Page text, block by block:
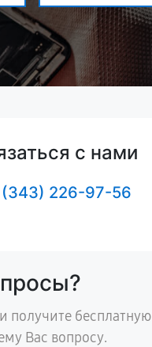
с нами
(343) 226-97-56
получите бесплатную
Вас вопросу.